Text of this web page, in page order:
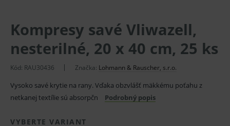
Kompresy savé Vliwazell,
nesterilné, 20 x 40 cm, 25 ks
Kód: RAU30436 Značka: Lohmann & Rauscher, s.r.o.
Vysoko savé krytie na rany. Vďaka obzvlášť mäkkému poťahu z
netkanej textílie sú absorpčn
Podrobný popis
VYBERTE VARIANT